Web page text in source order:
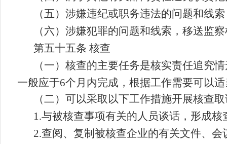
（五） 涉嫌违纪或职务违法的问题和线
（六） 涉嫌犯罪的问题和线索，移送监
第五十五条 核查
（一） 核查的主要任务是核实责任追究
一般应于6个月内完成，根据工作需要可以
（二）可以采取以下工作措施开展核查
1.与被核查事项有关的人员谈话，形成核
2.查阅、复制被核查企业的有关文件、